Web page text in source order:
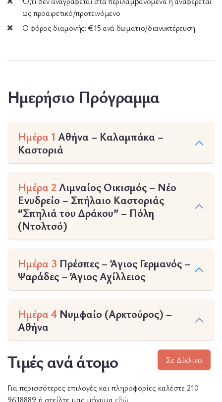
ως προαιρετικό/προτεινόμενο
Ο φόρος διαμονής: €15 ανά δωμάτιο/διανυκτέρευση.
Ημερήσιο Πρόγραμμα
Ημέρα 1 Αθήνα – Καλαμπάκα –
Καστοριά
Ημέρα 2 Λιμναίος Οικισμός – Νέο
Ενυδρείο – Σπήλαιο Καστοριάς
“Σπηλιά του Δράκου” – Πόλη
(Ντολτσό)
Ημέρα 3 Πρέσπες – Άγιος Γερμανός –
Ψαράδες – Άγιος Αχίλλειος
Ημέρα 4 Νυμφαίο (Αρκτούρος) –
Αθήνα
Τιμές ανά άτομο Σε Δίκλινο
Για περισσότερες επιλογές και πληροφορίες καλέστε 210
9618889 ή στείλτε μας μήνυμα εδώ